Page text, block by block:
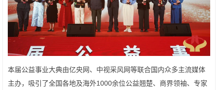
本届公益事业大典由亿央网、中视采风网等联合国内众多主流媒体
主办，吸引了全国各地及海外1000余位公益翘楚、商界领袖、专家